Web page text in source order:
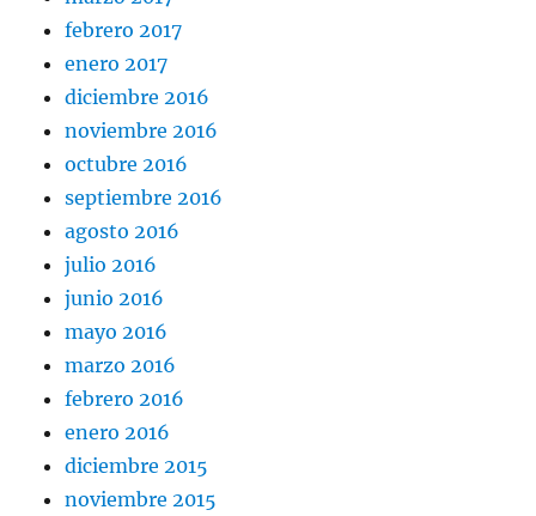
febrero 2017
enero 2017
diciembre 2016
noviembre 2016
octubre 2016
septiembre 2016
agosto 2016
julio 2016
junio 2016
mayo 2016
marzo 2016
febrero 2016
enero 2016
diciembre 2015
noviembre 2015